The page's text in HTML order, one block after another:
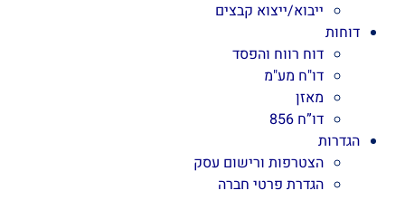
ייבוא/ייצוא קבצים
דוחות
דוח רווח והפסד
דו"ח מע"מ
מאזן
דו”ח 856
הגדרות
הצטרפות ורישום עסק
הגדרת פרטי חברה